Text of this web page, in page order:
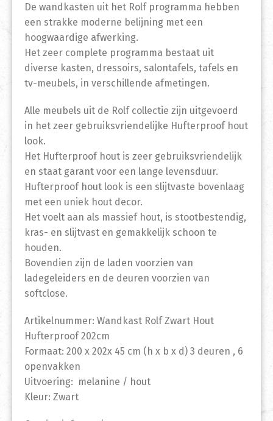
De wandkasten uit het Rolf programma hebben
een strakke moderne belijning met een
hoogwaardige afwerking.
Het zeer complete programma bestaat uit
diverse kasten, dressoirs, salontafels, tafels en
tv-meubels, in verschillende afmetingen.
Alle meubels uit de Rolf collectie zijn uitgevoerd
in het zeer gebruiksvriendelijke Hufterproof hout
look.
Het Hufterproof hout is zeer gebruiksvriendelijk
en staat garant voor een lange levensduur.
Hufterproof hout look is een slijtvaste bovenlaag
met een uniek hout decor.
Het voelt aan als massief hout, is stootbestendig,
kras- en slijtvast en gemakkelijk schoon te
houden.
Bovendien zijn de laden voorzien van
ladegeleiders en de deuren voorzien van
softclose.
Artikelnummer: Wandkast Rolf Zwart Hout
Hufterproof 202cm
Formaat: 200 x 202x 45 cm (h x b x d) 3 deuren , 6
openvakken
Uitvoering: melanine / hout
Kleur: Zwart